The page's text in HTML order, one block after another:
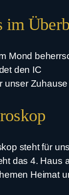
im
Mond
den IC
unser
steht für
das 4. Haus
Heimat